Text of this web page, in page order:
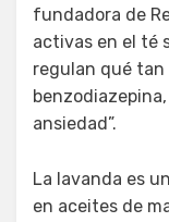
fundadora de
activas en el té
regulan qué tan
ansiedad”.
La lavanda es
en aceites de